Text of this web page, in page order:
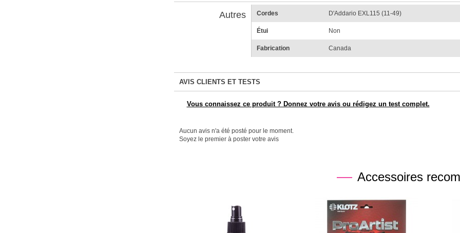
Autres Cordes D'Addario EXL115 (11-49)
Étui Non
Fabrication Canada
AVIS CLIENTS ET TESTS
Vous connaissez ce produit ? Donnez votre avis ou rédigez un test complet.
Aucun avis n'a été posté pour le moment.
Soyez le premier à poster votre avis
Accessoires